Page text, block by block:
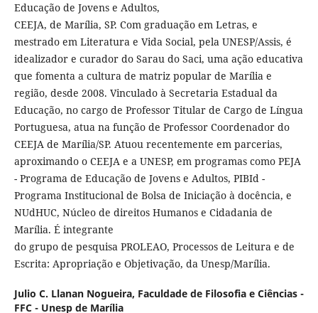
Educação de Jovens e Adultos,
CEEJA, de Marília, SP. Com graduação em Letras, e
mestrado em Literatura e Vida Social, pela UNESP/Assis, é
idealizador e curador do Sarau do Saci, uma ação educativa
que fomenta a cultura de matriz popular de Marília e
região, desde 2008. Vinculado à Secretaria Estadual da
Educação, no cargo de Professor Titular de Cargo de Língua
Portuguesa, atua na função de Professor Coordenador do
CEEJA de Marília/SP. Atuou recentemente em parcerias,
aproximando o CEEJA e a UNESP, em programas como PEJA
- Programa de Educação de Jovens e Adultos, PIBId -
Programa Institucional de Bolsa de Iniciação à docência, e
NUdHUC, Núcleo de direitos Humanos e Cidadania de
Marília. É integrante
do grupo de pesquisa PROLEAO, Processos de Leitura e de
Escrita: Apropriação e Objetivação, da Unesp/Marília.
Julio C. Llanan Nogueira, Faculdade de Filosofia e Ciências -
FFC - Unesp de Marília